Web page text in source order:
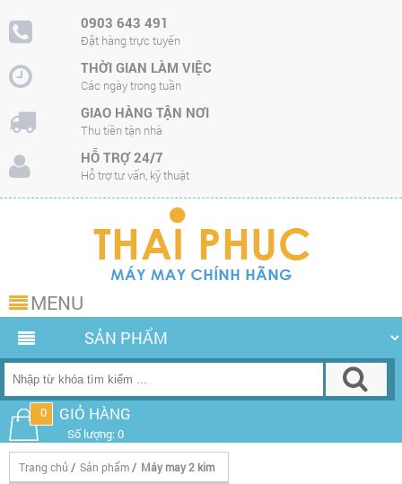
0903 643 491
Đặt hàng trực tuyến
THỜI GIAN LÀM VIỆC
Các ngày trong tuần
GIAO HÀNG TẬN NƠI
Thu tiền tận nhà
HỖ TRỢ 24/7
Hỗ trợ tư vấn, kỹ thuật
MENU
0 GIỎ HÀNG
Số lượng: 0
Trang chủ / Sản phẩm / Máy may 2 kim